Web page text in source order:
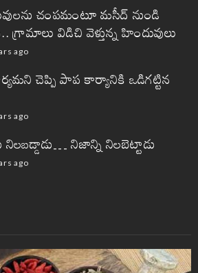
చంపమంటూ మసీద్ నుండి
గ్రామాలు విడిచి వెళ్తున్న హిందువులు
ago
చెప్పి పాప కార్యానికి ఒడిగట్టిన
ago
నిలబడ్డాడు… నిజాన్ని నిలబెట్టాడు
ago